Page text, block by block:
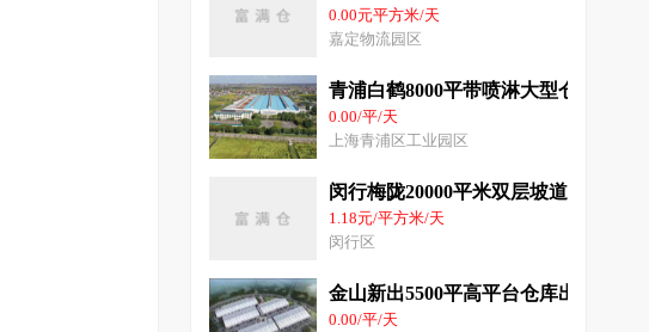
0.00元平方米/天
嘉定物流园区
青浦白鹤8000平带喷淋大型仓库出租
0.00/平/天
上海青浦区工业园区
闵行梅陇20000平米双层坡道库层高
1.18元/平方米/天
闵行区
金山新出5500平高平台仓库出租
0.00/平/天